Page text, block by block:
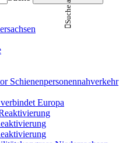
Schienenpersonennahverkehr
Europa